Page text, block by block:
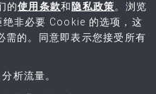
的使用条款和 隐私政策。浏览
非必要 Cookie 的选项，这
的。同意即表示您接受所有
分析流量。